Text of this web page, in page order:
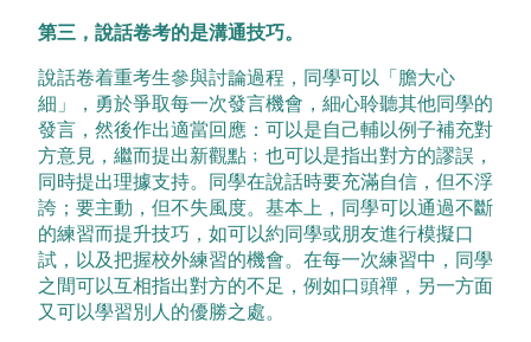
第三， 說話卷考的是溝通技巧。
說話卷着重考生參與討論過程，同學可以「膽大心
細」，勇於爭取每一次發言機會，細心聆聽其他同學的
發言，然後作出適當回應：可以是自己輔以例子補充對
方意見，繼而提出新觀點﹔也可以是指出對方的謬誤，
同時提出理據支持。同學在說話時要充滿自信，但不浮
誇；要主動，但不失風度。基本上，同學可以通過不斷
的練習而提升技巧，如可以約同學或朋友進行模擬口
試，以及把握校外練習的機會。在每一次練習中，同學
之間可以互相指出對方的不足，例如口頭禪，另一方面
又可以學習別人的優勝之處。